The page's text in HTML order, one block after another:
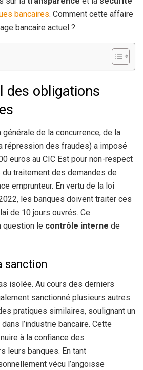
bancaires. Comment cette affaire
bancaire actuel ?
des obligations
générale de la concurrence, de la
répression des fraudes) a imposé
euros au CIC Est pour non-respect
traitement des demandes de
emprunteur. En vertu de la loi
les banques doivent traiter ces
de 10 jours ouvrés. Ce
question le contrôle interne de
sanction
isolée. Au cours des derniers
sanctionné plusieurs autres
pratiques similaires, soulignant un
l’industrie bancaire. Cette
à la confiance des
leurs banques. En tant
vécu l’angoisse